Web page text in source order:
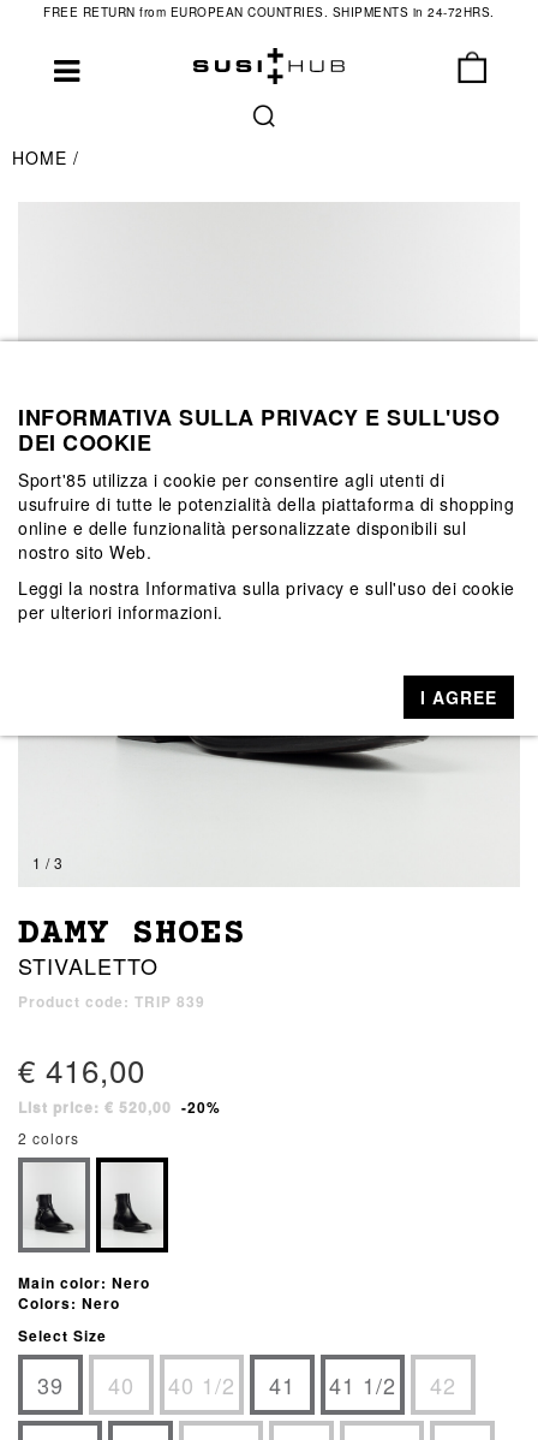
FREE RETURN from EUROPEAN COUNTRIES. SHIPMENTS in 24-72HRS.
HOME
1 / 3
DAMY SHOES
STIVALETTO
Product code: TRIP 839
€ 416,00
List price: € 520,00 -20%
2 colors
Main color: Nero
Colors: Nero
Select Size
39 40 40 1/2 41 41 1/2 42
INFORMATIVA SULLA PRIVACY E SULL'USO
DEI COOKIE
Sport'85 utilizza i cookie per consentire agli utenti di
usufruire di tutte le potenzialità della piattaforma di shopping
online e delle funzionalità personalizzate disponibili sul
nostro sito Web.
Leggi la nostra Informativa sulla privacy e sull'uso dei cookie
per ulteriori informazioni.
I AGREE